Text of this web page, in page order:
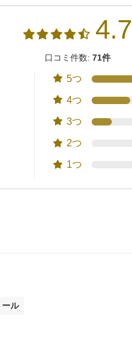
4.7
口コミ件数: 71件
5つ
4つ
3つ
2つ
1つ
ール